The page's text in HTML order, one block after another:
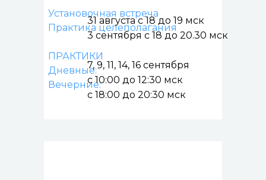
Установочная встреча
Практика целеполагания
ПРАКТИКИ
Дневные:
Вечерние:
31 августа с 18 до 19 мск
3 сентября с 18 до 20.30 мск
7, 9, 11, 14, 16 сентября
с 10:00 до 12:30 мск
с 18:00 до 20:30 мск